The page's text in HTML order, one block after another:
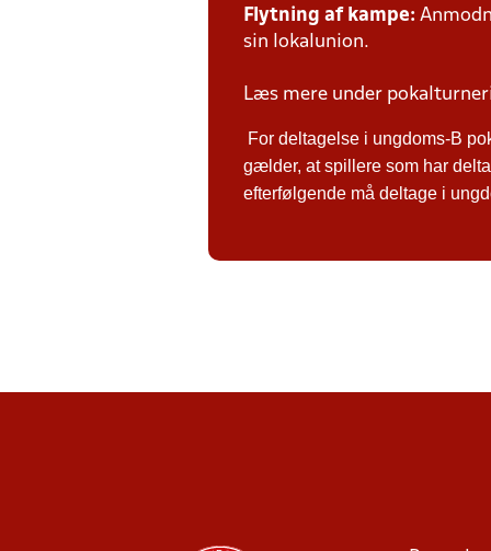
Flytning af kampe:
sin lokalunion.
Læs mere under
For deltagelse i ungdoms-B
gælder, at spillere som har
efterfølgende må deltage i